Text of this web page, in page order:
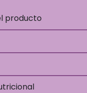
producto